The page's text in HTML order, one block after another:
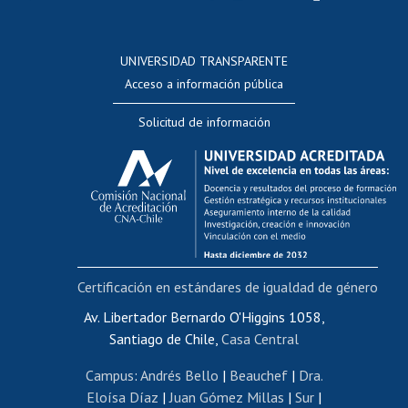
Evaluación docente
Calificación académica
Postulación al AUCAI
Funcionarias/os
Cursos internos de capacitación
Bienestar del personal
Portal de movilidad interna
Certificado de renta
Certificado de renta honorarios
Editar páginas blancas
UNIVERSIDAD TRANSPARENTE
Acceso a información pública
Solicitud de información
Av. Libertador Bernardo O'Higgins 1058,
Santiago de Chile, Casa Central
Campus: Andrés Bello | Beauchef| Dra.
Eloísa Díaz |Juan Gómez Millas | Sur |
Certificación en estándares de igualdad de género